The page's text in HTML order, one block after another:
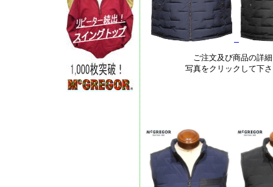
ご注文及び商品の詳
写真をクリックして下